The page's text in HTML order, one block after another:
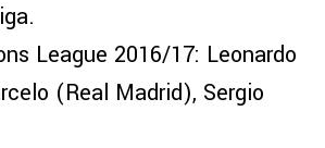
League 2016/17: Leonardo
(Real Madrid), Sergio